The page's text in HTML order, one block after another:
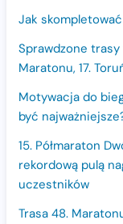
Jak
Sprawdzone
Maratonu, 17.
Motywacja do
być
15. Półmaraton
rekordową pulą
uczestników
Trasa 48.